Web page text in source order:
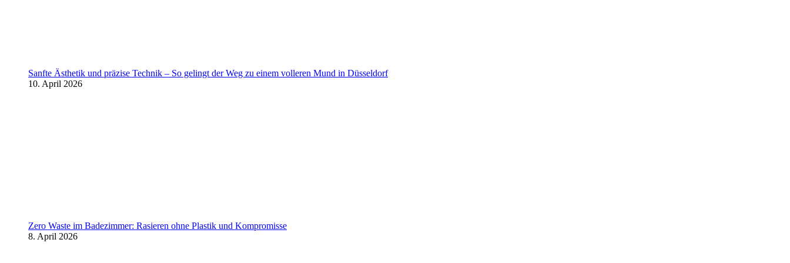
Sanfte Ästhetik und präzise Technik – So gelingt der Weg zu einem volleren Mund in Düsseldorf
10. April 2026
Zero Waste im Badezimmer: Rasieren ohne Plastik und Kompromisse
8. April 2026